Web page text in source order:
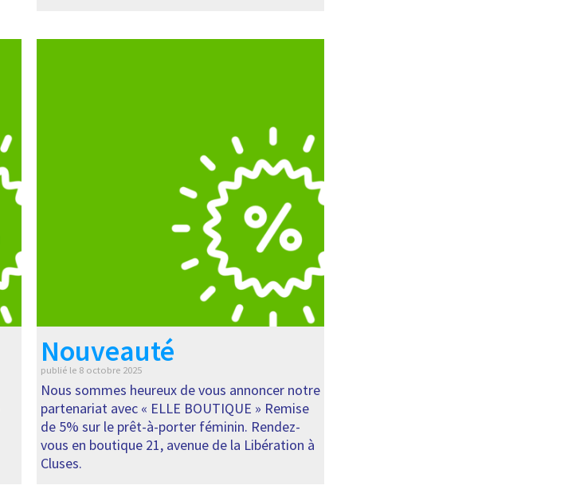
Nouveauté
publié le 8 octobre 2025
Nous sommes heureux de vous annoncer notre
partenariat avec « ELLE BOUTIQUE » Remise
de 5% sur le prêt-à-porter féminin. Rendez-
vous en boutique 21, avenue de la Libération à
Cluses.